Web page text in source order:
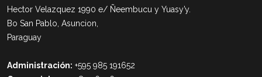
Hector Velazquez 1990 e/ Ñeembucu y Yuasy’y.
Bo San Pablo, Asuncion,
Paraguay
Administración: +595 985 191652